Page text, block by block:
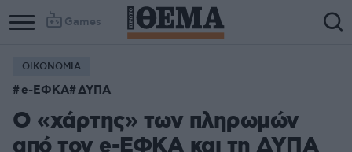
Games
ΟΙΚΟΝΟΜΙΑ
e-ΕΦΚΑ ΔΥΠΑ
Ο «χάρτης» των πληρωμών